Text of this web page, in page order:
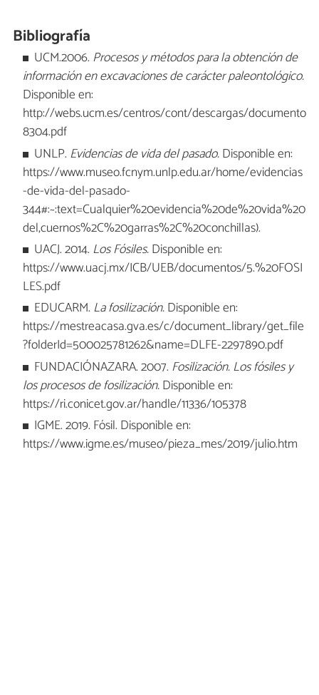
Bibliografía
UCM.2006. Procesos y métodos para la obtención de
información en excavaciones de carácter paleontológico.
Disponible en:
http://webs.ucm.es/centros/cont/descargas/documento
8304.pdf
UNLP. Evidencias de vida del pasado.Disponible en:
https://www.museo.fcnym.unlp.edu.ar/home/evidencias
-de-vida-del-pasado-
344#:~:text=Cualquier%20evidencia%20de%20vida%20
del,cuernos%2C%20garras%2C%20conchillas).
UACJ. 2014. Los Fósiles.Disponible en:
https://www.uacj.mx/ICB/UEB/documentos/5.%20FOSI
LES.pdf
EDUCARM. La fosilización.Disponible en:
https://mestreacasa.gva.es/c/document_library/get_file
?folderId=500025781262&name=DLFE-2297890.pdf
FUNDACIÓNAZARA. 2007. Fosilización. Los fósiles y
los procesos de fosilización.Disponible en:
https://ri.conicet.gov.ar/handle/11336/105378
IGME. 2019. Fósil. Disponible en:
https://www.igme.es/museo/pieza_mes/2019/julio.htm